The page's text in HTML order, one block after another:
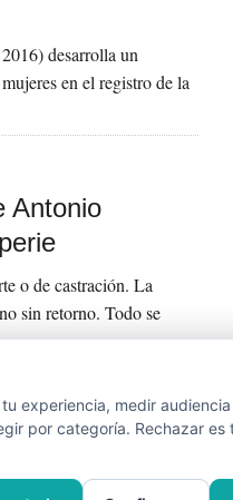
desarrolla un
en el registro de la
Antonio
o de castración. La
sin retorno. Todo se
experiencia, medir
por categoría. Rechazar es